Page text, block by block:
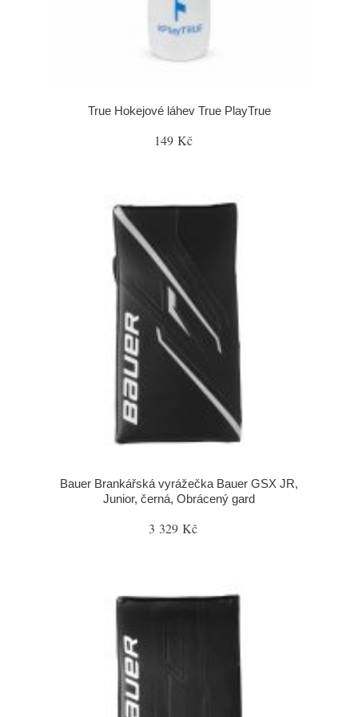
True Hokejové láhev True PlayTrue
149 Kč
Bauer Brankářská vyrážečka Bauer GSX JR,
Junior, černá, Obrácený gard
3 329 Kč